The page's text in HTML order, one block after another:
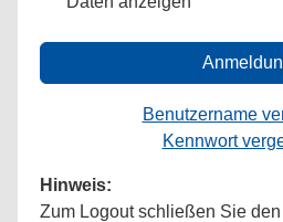
Benutzername
Kennwort
Hinweis:
Zum Logout schließen Sie